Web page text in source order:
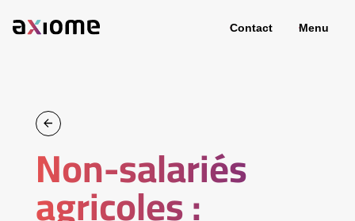
Contact Menu
Non-salariés
agricoles :